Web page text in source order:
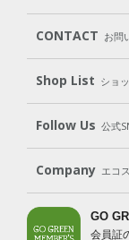
Body（ボディ）
CONTACT お問
Shop List ショ
Follow Us 公式
LINE＠
Company エコ
会社案内
GO
会員証